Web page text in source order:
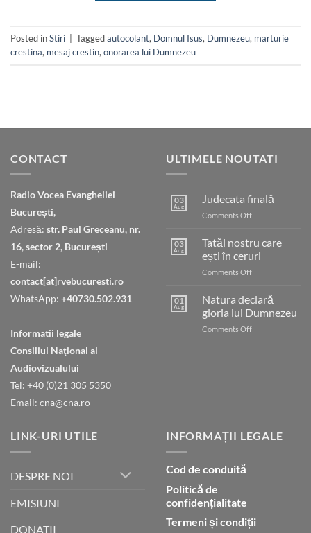
Posted inStiri Taggedautocolant, Domnul Isus, Dumnezeu, marturie
crestina, mesaj crestin, onorarea lui Dumnezeu
CONTACT
Radio Vocea Evangheliei
București,
Adresă: str. Paul Greceanu, nr.
16, sector 2, București
E-mail:
contact[at]rvebucuresti.ro
WhatsApp: +40730.502.931
Informatii legale
Consiliul Naţional al
Audiovizualului
Tel: +40 (0)21 305 5350
Email: cna@cna.ro
ULTIMELE NOUTATI
03
Aug
Judecata finală
Comments Offon
03
Aug
Tatăl nostru care
ești în ceruri
Comments Offon
nostru
care
ești
în
01
Aug
Natura declară
gloria lui Dumnezeu
Comments Offon
LINK-URI UTILE
DESPRE NOI
EMISIUNI
DONATII
INFORMAȚII LEGALE
Cod de conduită
Politică de
confidențialitate
Termeni și condiții